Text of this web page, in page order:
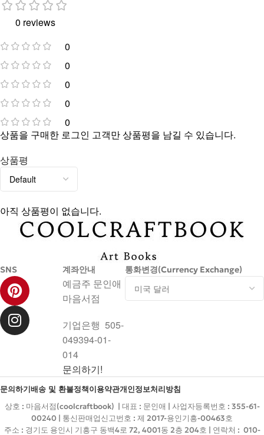
0 reviews
0
0
0
0
0
상품평
아직 상품평이 없습니다.
상품을 구매한 로그인 고객만 상품평을 남길 수 있습니다.
SNS 계좌안내
예금주 문인애
마음서점
기업은행 505-
049394-01-
014
문의하기!
통화변경(Currency Exchange)
문의하기배송 및 환불정책이용약관개인정보처리방침
상호 : 마음서점(coolcraftbook) | 대표 : 문인애 | 사업자등록번호 : 355-61-
00240 | 통신판매업신고번호 : 제 2017-용인기흥-00463호
주소 : 경기도 용인시 기흥구 동백4로 72, 4001동 2층 204호 | 연락처 : 010-